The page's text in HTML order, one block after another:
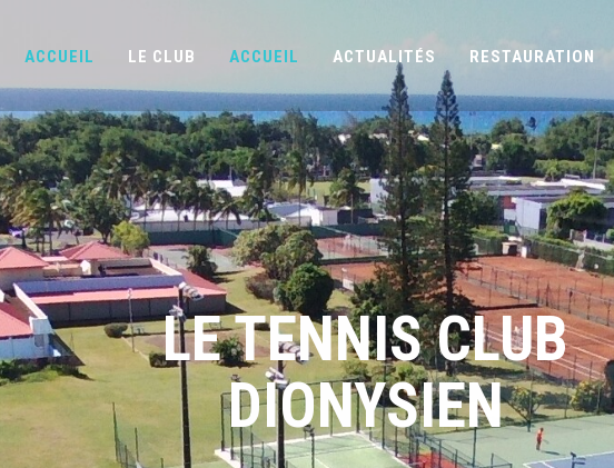
LE TENNIS CLUB
DIONYSIEN
ACCUEIL LE CLUB ACCUEIL ACTUALITÉS RESTAURATION